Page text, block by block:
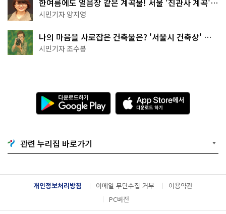
천국이네~
시민기자 양지영
나의 마음을 사로잡은 건축물은? '서울시 건축상' 수
상작 공개!
시민기자 조수봉
다
운
로
기
G
o
g
l
e
A
p
p
e
서
다
운
관련 누리집 바로가기
개인정보처리방침 이메일 무단수집 거부
이용약관
PC버전